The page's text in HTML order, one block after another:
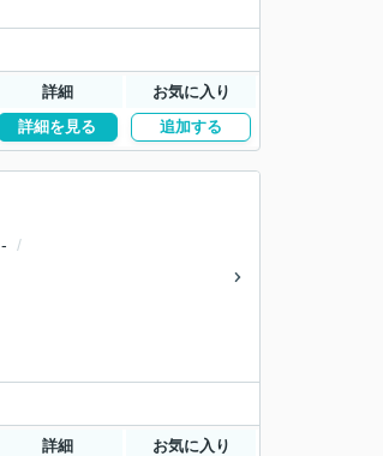
詳細 お気に入り
詳細を見る 追加する
-
詳細 お気に入り